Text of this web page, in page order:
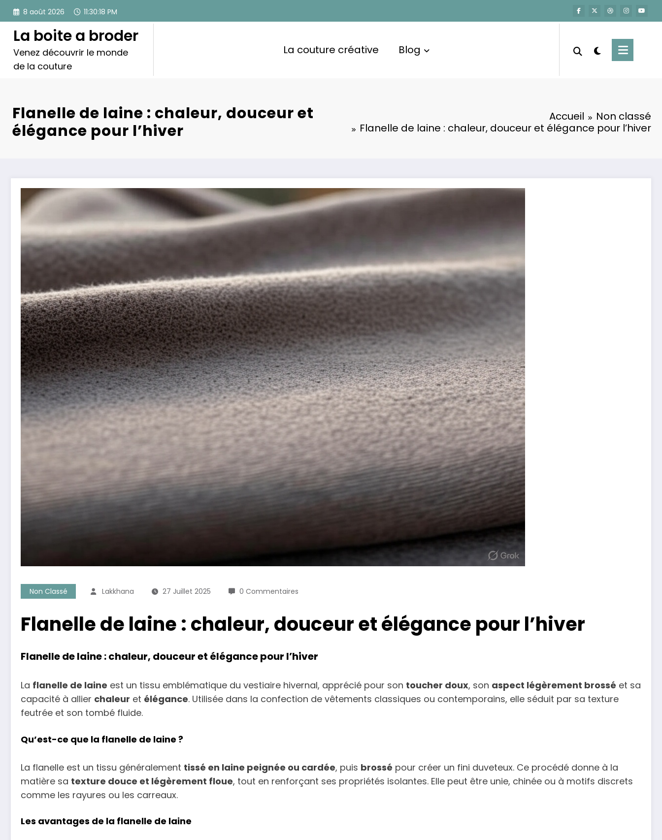
Aller
contenu
8 août 2026 11:30:19 PM
La boite a broder
Venez découvrir le monde
de la couture
La couture créative Blog
Flanelle de laine : chaleur, douceur et
élégance pour l’hiver
Accueil
Non classé
Flanelle de laine : chaleur, douceur et élégance pour l’hiver
Non Classé Lakkhana 27 Juillet 2025 0 Commentaires
Flanelle de laine : chaleur, douceur et élégance pour l’hiver
Flanelle de laine : chaleur, douceur et élégance pour l’hiver
La flanelle de laine est un tissu emblématique du vestiaire hivernal, apprécié pour son toucher doux, son aspect légèrement brossé et sa
capacité à allier chaleur et élégance. Utilisée dans la confection de vêtements classiques ou contemporains, elle séduit par sa texture
feutrée et son tombé fluide.
Qu’est-ce que la flanelle de laine ?
La flanelle est un tissu généralement tissé en laine peignée ou cardée, puis brossé pour créer un fini duveteux. Ce procédé donne à la
matière sa texture douce et légèrement floue, tout en renforçant ses propriétés isolantes. Elle peut être unie, chinée ou à motifs discrets
comme les rayures ou les carreaux.
Les avantages de la flanelle de laine